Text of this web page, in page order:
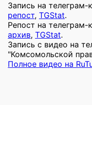
Запись на
репост, TGStat.
Репост на телеграм-
архив, TGStat.
Запись с видео на
"Комсомольской
Полное видео на